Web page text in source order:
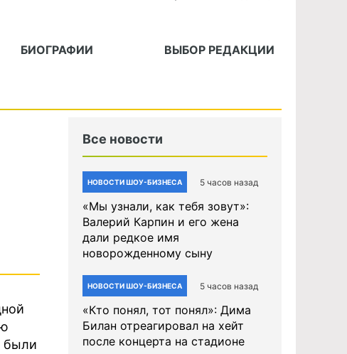
БИОГРАФИИ ВЫБОР РЕДАКЦИИ
были
Все новости
НОВОСТИ ШОУ-БИЗНЕСА 5 часов назад
«Мы узнали, как тебя зовут»:
Валерий Карпин и его жена
дали редкое имя
новорожденному сыну
НОВОСТИ ШОУ-БИЗНЕСА 5 часов назад
«Кто понял, тот понял»: Дима
Билан отреагировал на хейт
после концерта на стадионе